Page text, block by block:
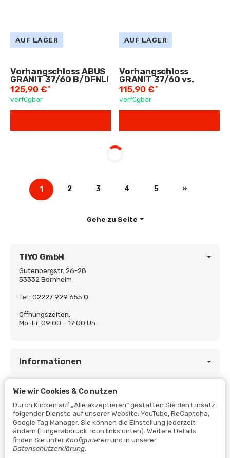
AUF LAGER
Vorhangschloss ABUS
GRANIT 37/60 B/DFNLI
125,90 €*
verfügbar
AUF LAGER
Vorhangschloss
GRANIT 37/60 vs.
115,90 €*
verfügbar
1 2 3 4 5 »
Gehe zu Seite
TIYO GmbH
Gutenbergstr. 26-28
53332 Bornheim
Tel.: 02227 929 655 0
Öffnungszeiten:
Mo-Fr. 09:00 - 17:00 Uh
Informationen
Gesetzliche Informationen
Wie wir Cookies & Co nutzen
Durch Klicken auf „Alle akzeptieren“ gestatten Sie den Einsatz
folgender Dienste auf unserer Website: YouTube, ReCaptcha,
Google Tag Manager. Sie können die Einstellung jederzeit
ändern (Fingerabdruck-Icon links unten). Weitere Details
finden Sie unterKonfigurierenund in unserer
Datenschutzerklärung.